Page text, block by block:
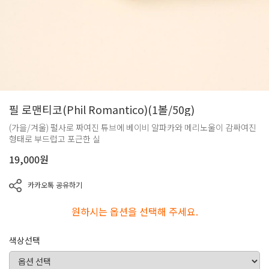
필 로맨티코(Phil Romantico)(1볼/50g)
(가을/겨울) 펄사로 짜여진 튜브에 베이비 알파카와 메리노울이 감싸여진
형태로 부드럽고 포근한 실
19,000원
카카오톡 공유하기
원하시는 옵션을 선택해 주세요.
색상선택